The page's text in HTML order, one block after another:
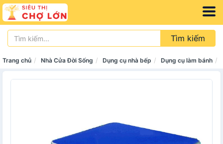
Tìm kiếm
Trang chủ Nhà Cửa Đời Sống Dụng cụ nhà bếp Dụng cụ làm bánh